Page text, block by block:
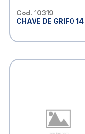
Cod. 10319
CHAVE DE GRIFO 14